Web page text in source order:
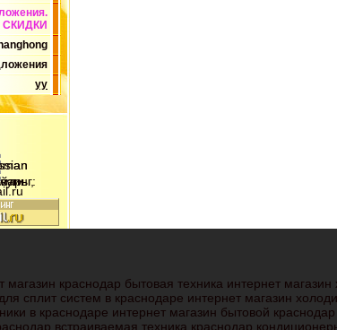
СКИДКИ
yy
краснодар бытовая техника интернет
сплит систем в краснодаре интернет магазин
в краснодаре интернет магазин бытовой
встраиваемая техника краснодар